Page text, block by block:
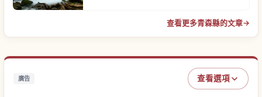
查看更多青森縣的文章→
廣告 查看選項